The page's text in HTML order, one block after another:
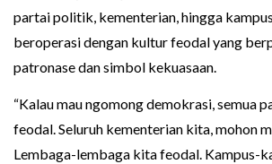
partai politik, kementerian, hingga
beroperasi dengan kultur feodal yang
patronase dan simbol kekuasaan.
“Kalau mau ngomong demokrasi, semua
feodal. Seluruh kementerian kita, mohon
Lembaga-lembaga kita feodal. Kampus-